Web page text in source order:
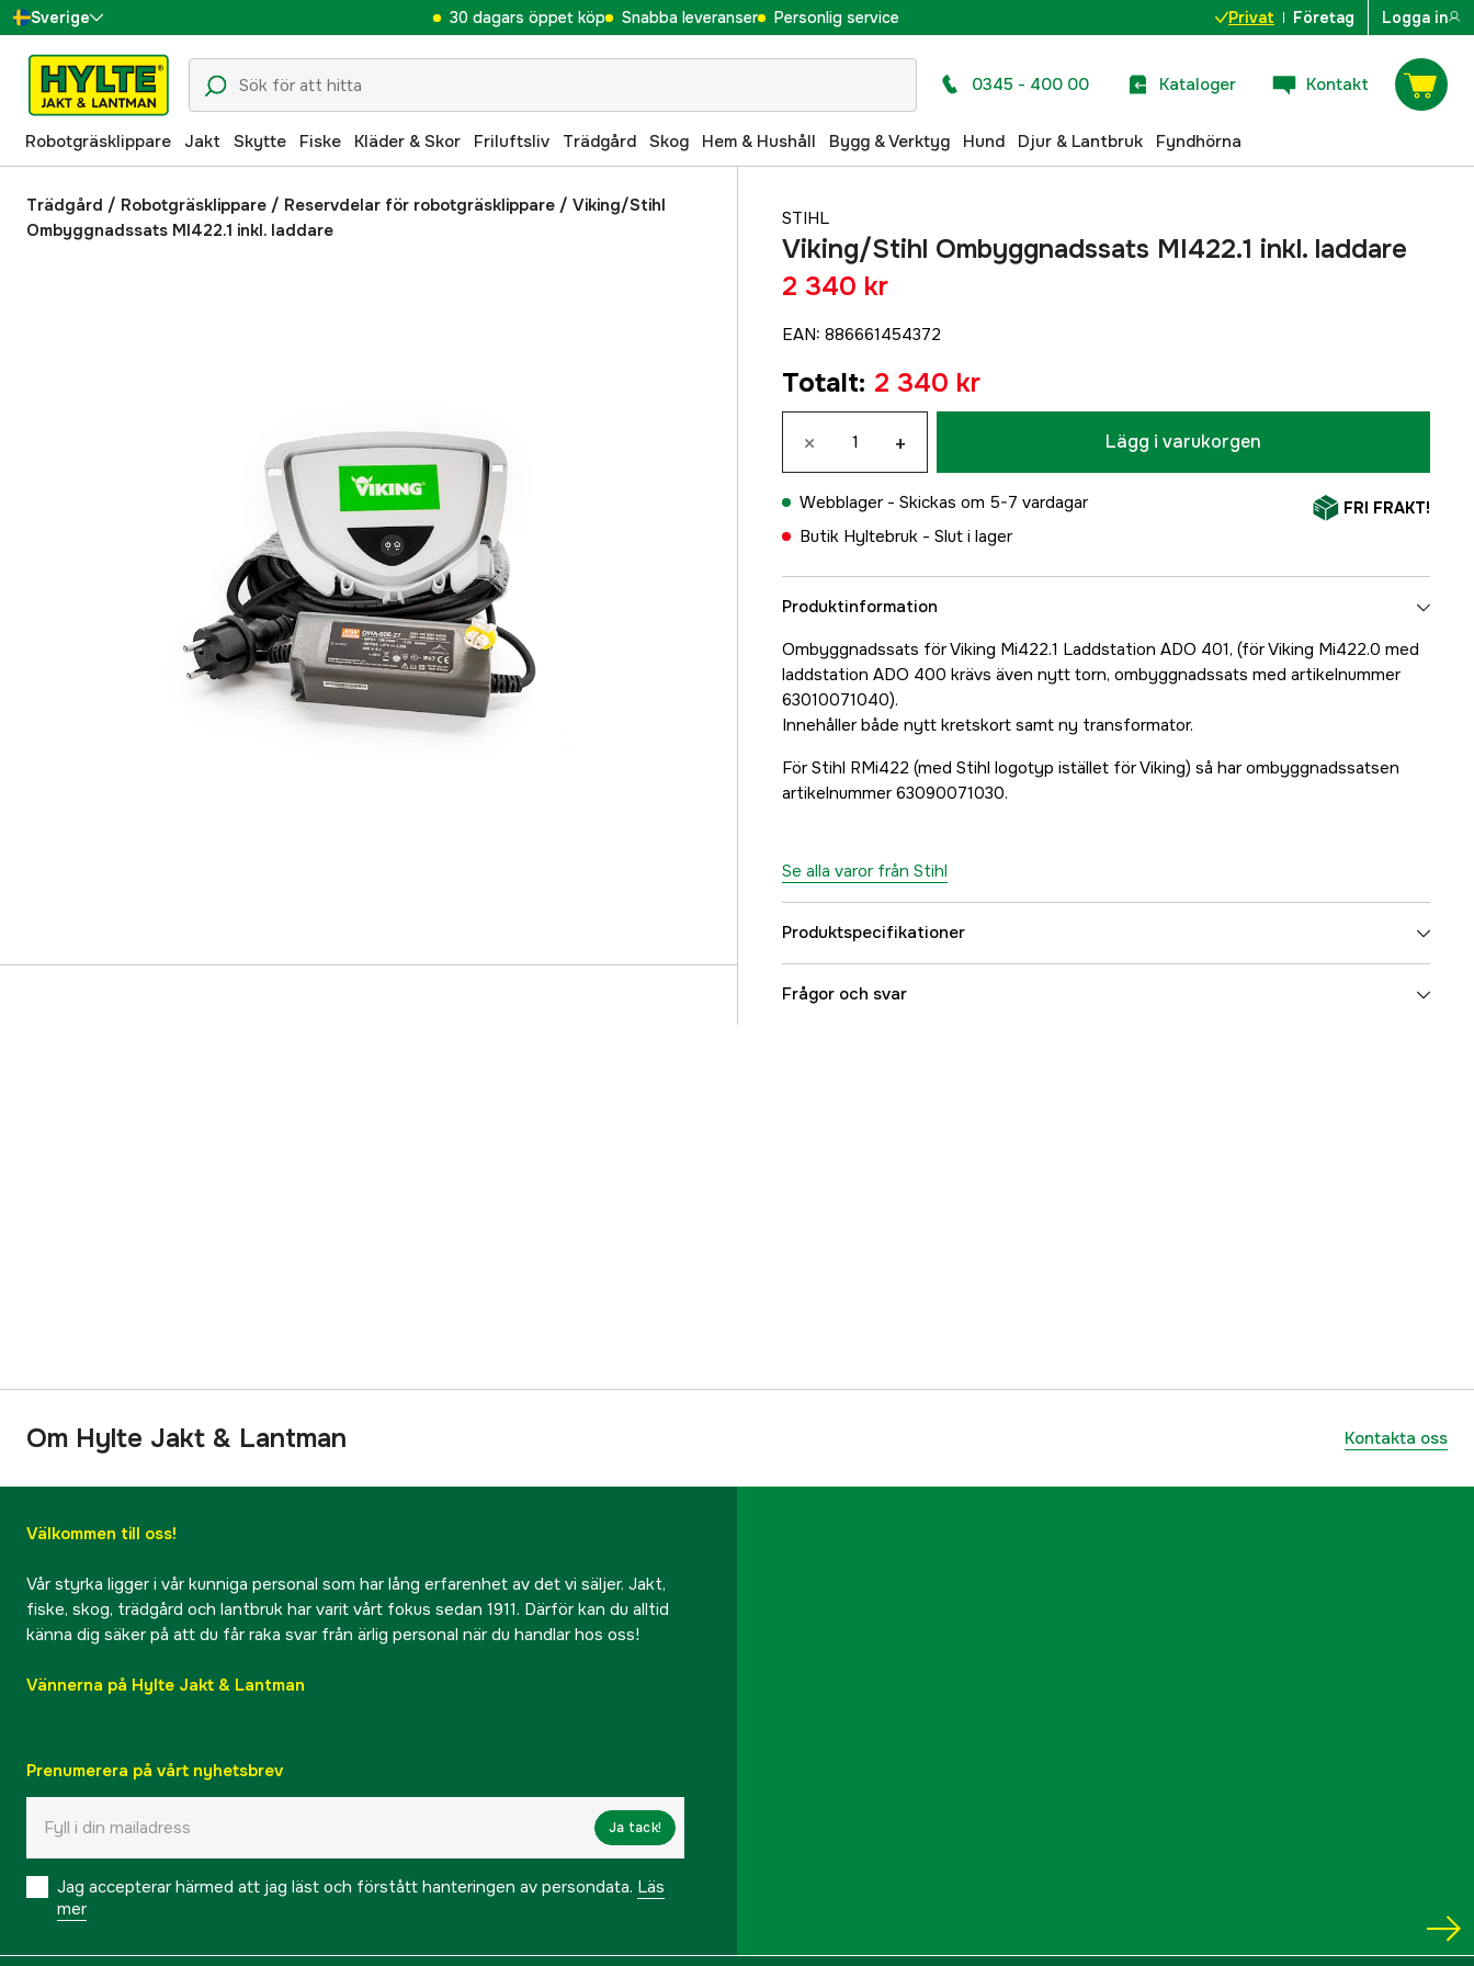
Sverige
Danmark
Suomi
Norge
Deutschland
30 dagars öppet köp Snabba leveranser Personlig service Privat Företag Logga in
0345 - 400 00 Kataloger Kontakt
Robotgräsklippare Jakt Skytte Fiske Kläder & Skor Friluftsliv Trädgård Skog Hem & Hushåll Bygg & Verktyg Hund Djur & Lantbruk Fyndhörna
Trädgård / Robotgräsklippare / Reservdelar för robotgräsklippare / Viking/Stihl
Ombyggnadssats MI422.1 inkl. laddare
STIHL
Viking/Stihl Ombyggnadssats MI422.1 inkl. laddare
2 340 kr
EAN: 886661454372
Totalt: 2 340 kr
× + Lägg i varukorgen
Webblager - Skickas om 5-7 vardagar
Butik Hyltebruk - Slut i lager
FRI FRAKT!
Produktinformation
Ombyggnadssats för Viking Mi422.1 Laddstation ADO 401, (för Viking Mi422.0 med
laddstation ADO 400 krävs även nytt torn, ombyggnadssats med artikelnummer
63010071040).
Innehåller både nytt kretskort samt ny transformator.
För Stihl RMi422 (med Stihl logotyp istället för Viking) så har ombyggnadssatsen
artikelnummer 63090071030.
Se alla varor från Stihl
Produktspecifikationer
Global Garanti
Frågor och svar
Om Hylte Jakt & Lantman Kontakta oss
Välkommen till oss!
Vår styrka ligger i vår kunniga personal som har lång erfarenhet av det vi säljer. Jakt,
fiske, skog, trädgård och lantbruk har varit vårt fokus sedan 1911. Därför kan du alltid
känna dig säker på att du får raka svar från ärlig personal när du handlar hos oss!
Vännerna på Hylte Jakt & Lantman
Prenumerera på vårt nyhetsbrev
Ja tack!
Jag accepterar härmed att jag läst och förstått hanteringen av persondata. Läs
mer